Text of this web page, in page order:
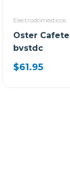
Electrodomésticos
Oster
bvstdc
$61.95